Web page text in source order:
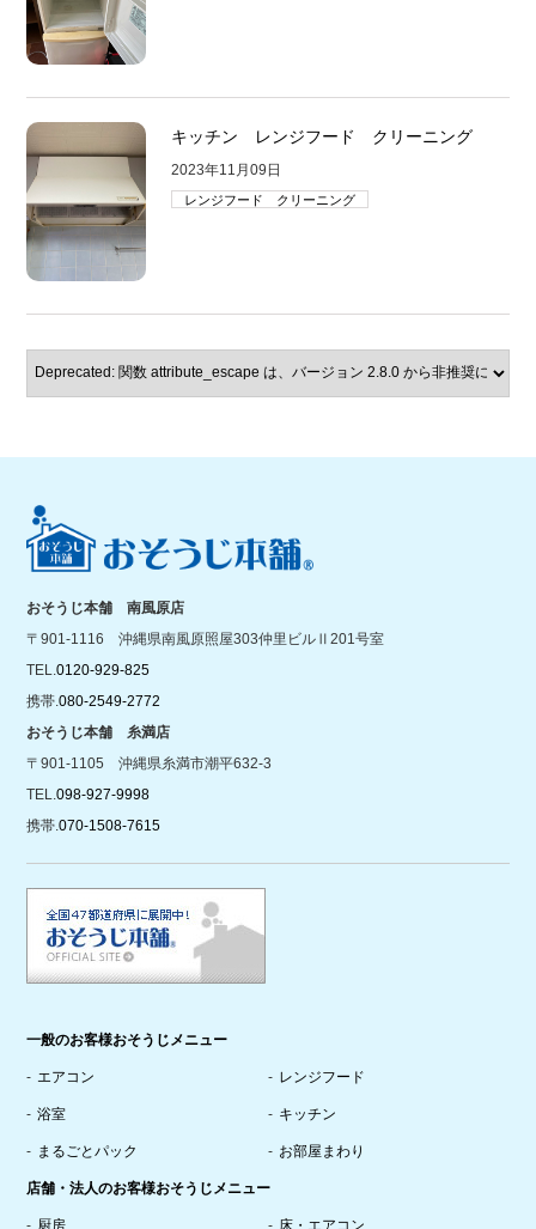
キッチン レンジフード クリーニング
2023年11月09日
レンジフード クリーニング
おそうじ本舗 南風原店
〒901-1116 沖縄県南風原照屋303仲里ビルⅡ201号室
TEL.0120-929-825
携帯.080-2549-2772
おそうじ本舗 糸満店
〒901-1105 沖縄県糸満市潮平632-3
TEL.098-927-9998
携帯.070-1508-7615
一般のお客様おそうじメニュー
エアコン レンジフード
浴室 キッチン
まるごとパック お部屋まわり
店舗・法人のお客様おそうじメニュー
厨房 床・エアコン